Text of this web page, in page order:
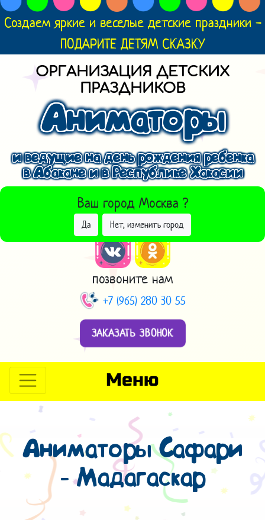
Создаем яркие и веселые детские праздники -
ПОДАРИТЕ ДЕТЯМ СКАЗКУ
ОРГАНИЗАЦИЯ ДЕТСКИХ
ПРАЗДНИКОВ
Аниматоры
и ведущие на день рождения ребенка
в Абакане и в Республике Хакасии
Ваш город Москва ?
Да Нет, изменить город
ВЫБРАТЬ ДРУГОЙ ГОРОД
позвоните нам
+7 (965) 280 30 55
ЗАКАЗАТЬ ЗВОНОК
Меню
Аниматоры Сафари
- Мадагаскар